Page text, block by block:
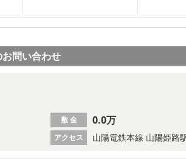
問い合わせ
アクセス 山陽電鉄本線 山陽姫路
敷 金 0.0万